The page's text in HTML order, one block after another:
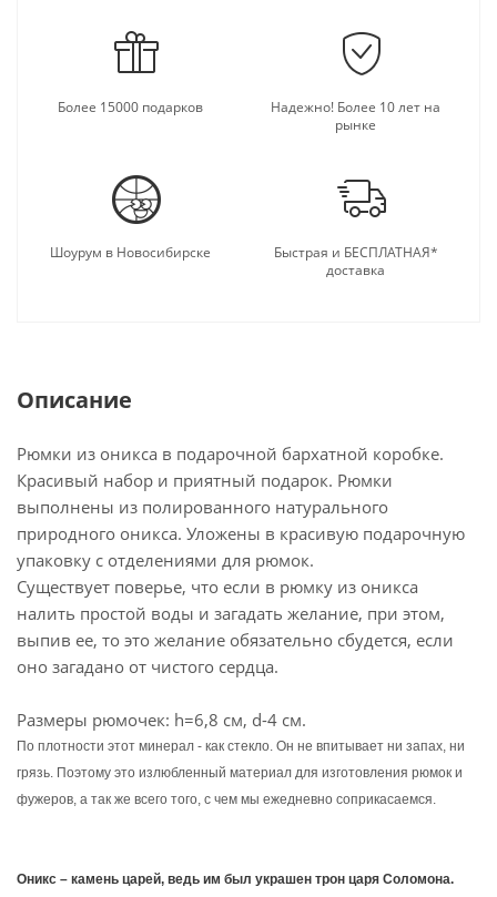
Более 15000 подарков
Надежно! Более 10 лет на
рынке
Шоурум в Новосибирске
Быстрая и БЕСПЛАТНАЯ*
доставка
Описание
Рюмки из оникса в подарочной бархатной коробке.
Красивый набор и приятный подарок. Рюмки
выполнены из полированного натурального
природного оникса. Уложены в красивую подарочную
упаковку с отделениями для рюмок.
Существует поверье, что если в рюмку из оникса
налить простой воды и загадать желание, при этом,
выпив ее, то это желание обязательно сбудется, если
оно загадано от чистого сердца.
Размеры рюмочек: h=6,8 см, d-4 см.
По плотности этот минерал - как стекло. Он не впитывает ни запах, ни
грязь. Поэтому это излюбленный материал для изготовления рюмок и
фужеров, а так же всего того, с чем мы ежедневно соприкасаемся.
Оникс – камень царей, ведь им был украшен трон царя Соломона.